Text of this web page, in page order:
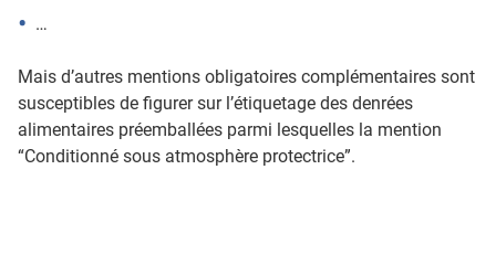
…
Mais d’autres mentions obligatoires complémentaires sont
susceptibles de figurer sur l’étiquetage des denrées
alimentaires préemballées parmi lesquelles la mention
“Conditionné sous atmosphère protectrice”.